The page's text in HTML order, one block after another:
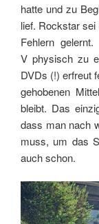
hatte und zu
lief. Rockstar
Fehlern
V physisch zu
DVDs (!) erfreut
gehobenen
bleibt. Das
dass man nach
muss, um das
auch schon.